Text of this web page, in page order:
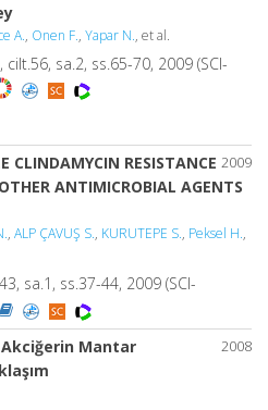
A., Onen F., Yapar N., et al.
, cilt.56, sa.2, ss.65-70, 2009 (SCI-
2009
CLINDAMYCIN RESISTANCE
ANTIMICROBIAL AGENTS
, ALP ÇAVUŞ S., KURUTEPE S., Peksel H.,
sa.1, ss.37-44, 2009 (SCI-
2008
Akciğerin Mantar